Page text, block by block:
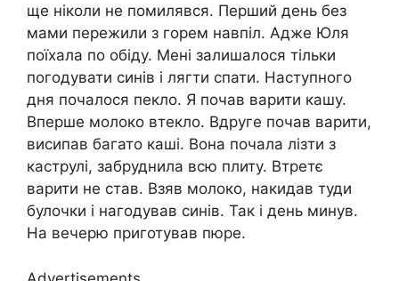
ще ніколи не помилявся. Перший день без
мами пережили з горем навпіл. Адже Юля
поїхала по обіду. Мені залишалося тільки
погодувати синів і лягти спати. Наступного
дня почалося пекло. Я почав варити кашу.
Вперше молоко втекло. Вдруге почав варити,
висипав багато каші. Вона почала лізти з
каструлі, забруднила всю плиту. Втретє
варити не став. Взяв молоко, накидав туди
булочки і нагодував синів. Так і день минув.
На вечерю приготував пюре.